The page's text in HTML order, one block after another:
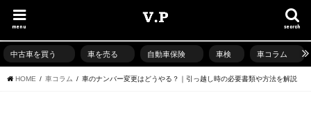
search
menu
中古車を買う 車を売る 自動車保険 車検 車コラム
HOME 車コラム 車のナンバー変更はどうやる？｜引っ越し時の必要書類や方法を解説